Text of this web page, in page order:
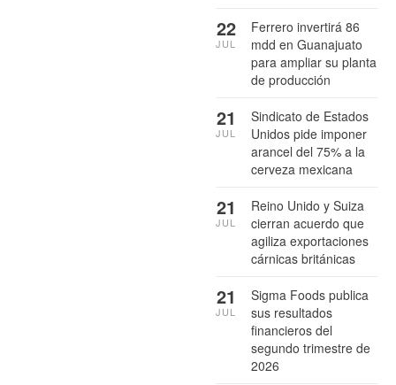
Ferrero invertirá 86
mdd en Guanajuato
para ampliar su planta
de producción
22
JUL
Sindicato de Estados
Unidos pide imponer
arancel del 75% a la
cerveza mexicana
21
JUL
Reino Unido y Suiza
cierran acuerdo que
agiliza exportaciones
cárnicas británicas
21
JUL
Sigma Foods publica
sus resultados
financieros del
segundo trimestre de
2026
21
JUL